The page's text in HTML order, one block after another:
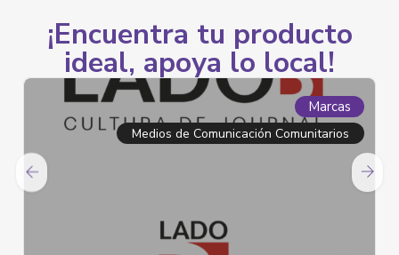
¡Encuentra tu producto
ideal, apoya lo local!